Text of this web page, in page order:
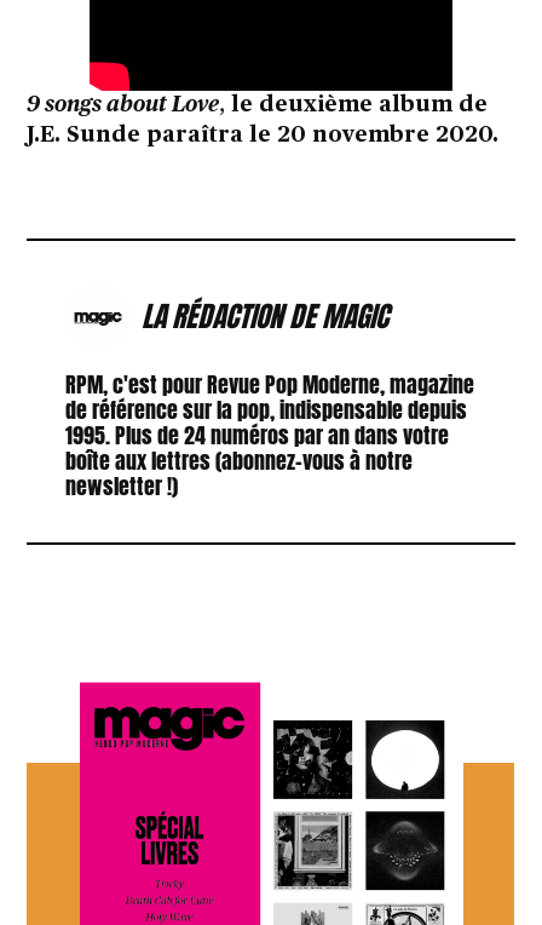
9 songs about Love,le deuxième album de
J.E. Sunde paraîtra le 20 novembre 2020.
LA RÉDACTION DE MAGIC
RPM, c'est pour Revue Pop Moderne, magazine
de référence sur la pop, indispensable depuis
1995. Plus de 24 numéros par an dans votre
boîte aux lettres (abonnez-vous à notre
newsletter !)